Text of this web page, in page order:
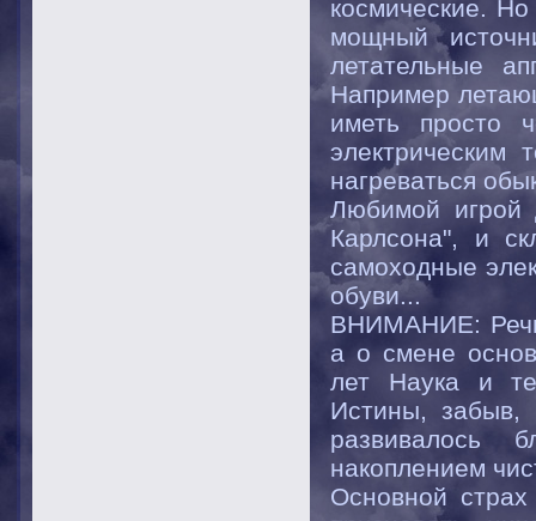
космические.
мощный
летательные
Например
иметь просто
электрическим
нагреваться
Любимой игрой
Карлсона", и
самоходные
обуви...
ВНИМАНИЕ: Речь
а о смене
лет Наука и
Истины, забыв,
развивалось
накоплением
Основной